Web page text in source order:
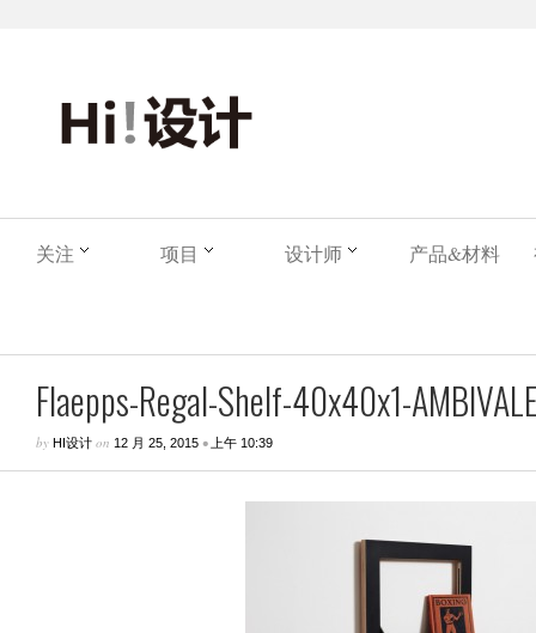
关注 项目 设计师 产品&材料
Flaepps-Regal-Shelf-40x40x1-
by HI设计 on 12 月 25, 2015 • 上午 10:39